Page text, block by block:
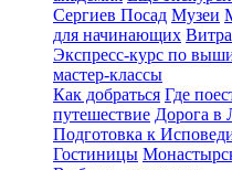
Сергиев Посад Музеи
для начинающих
Экспресс-курс по
мастер-классы
Как добраться Где
путешествие Дорога в
Подготовка к
Гостиницы